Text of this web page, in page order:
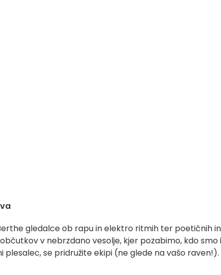
gledalce ob rapu in elektro ritmih ter poetičnih in
v nebrzdano vesolje, kjer pozabimo, kdo smo
se pridružite ekipi (ne glede na vašo raven!).